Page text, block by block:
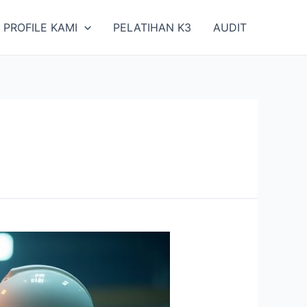
PROFILE KAMI PELATIHAN K3 AUDIT